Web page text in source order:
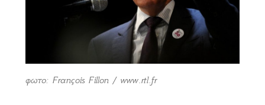
φωτο: François Fillon / www.rtl.fr